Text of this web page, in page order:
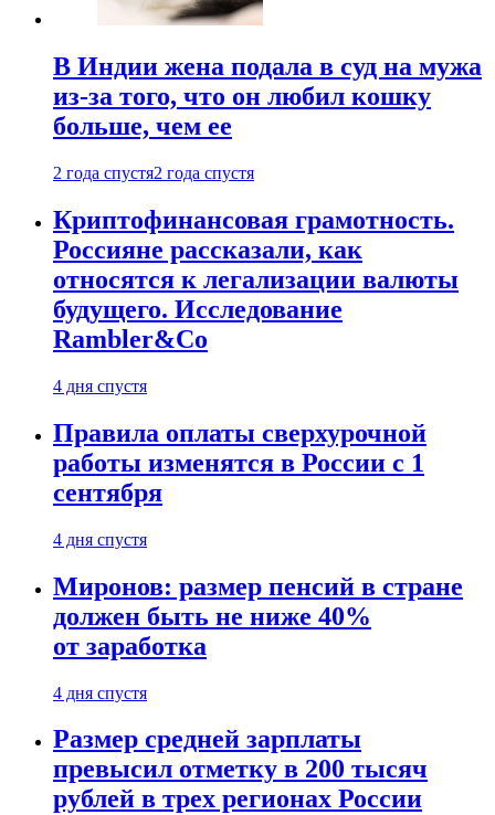
В Индии жена подала в суд на мужа
из-за того, что он любил кошку
больше, чем ее
2 года спустя2 года спустя
Криптофинансовая грамотность.
Россияне рассказали, как
относятся к легализации валюты
будущего. Исследование
Rambler&Co
4 дня спустя
Правила оплаты сверхурочной
работы изменятся в России с 1
сентября
4 дня спустя
Миронов: размер пенсий в стране
должен быть не ниже 40%
от заработка
4 дня спустя
Размер средней зарплаты
превысил отметку в 200 тысяч
рублей в трех регионах России